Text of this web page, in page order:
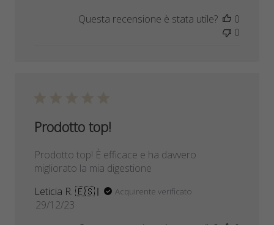
pubblicazione
Questa recensione è stata utile?
0
0
Prodotto top!
Prodotto top! È efficace e ha davvero
migliorato la mia digestione
Leticia R. 🇪🇸
Acquirente verificato
Data
29/12/23